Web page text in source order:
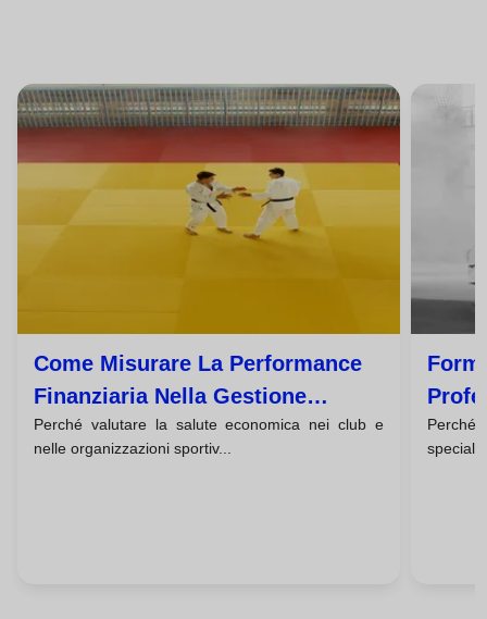
Come Misurare La Performance
Finanziaria Nella Gestione
Sportiva Della Tua
Organizzazione
Perché valutare la salute economica nei club e
nelle organizzazioni sportiv...